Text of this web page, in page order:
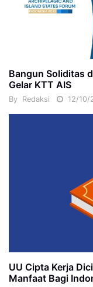
Bangun Soliditas
Gelar KTT AIS
By Redaksi 12/10/
UU Cipta Kerja
Manfaat Bagi